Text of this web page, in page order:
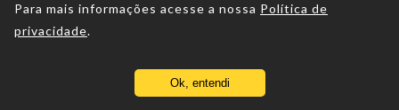
Para mais informações acesse a nossa Política de
privacidade.
Ok, entendi